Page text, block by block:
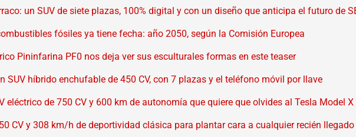
un SUV de siete plazas, 100% digital y con un diseño que anticipa el futuro de
fósiles ya tiene fecha: año 2050, según la Comisión Europea
Pininfarina PF0 nos deja ver sus esculturales formas en este teaser
SUV híbrido enchufable de 450 CV, con 7 plazas y el teléfono móvil por llave
eléctrico de 750 CV y 600 km de autonomía que quiere que olvides al Tesla Model X
CV y 308 km/h de deportividad clásica para plantar cara a cualquier recién llegado